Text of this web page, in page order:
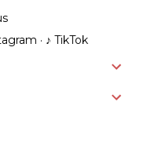
‎♪ TikTok